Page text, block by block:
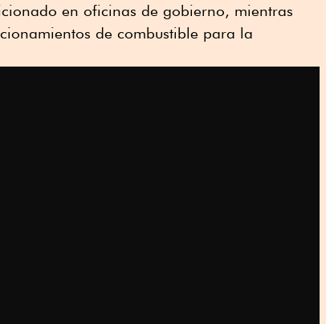
en oficinas de gobierno, mientras
de combustible para la